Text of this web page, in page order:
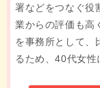
署などをつなぐ役
業からの評価も高
を事務所として、
るため、40代女性